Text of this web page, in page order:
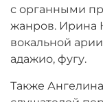
с органными
жанров. Ирина
вокальной
адажио, фугу.
Также